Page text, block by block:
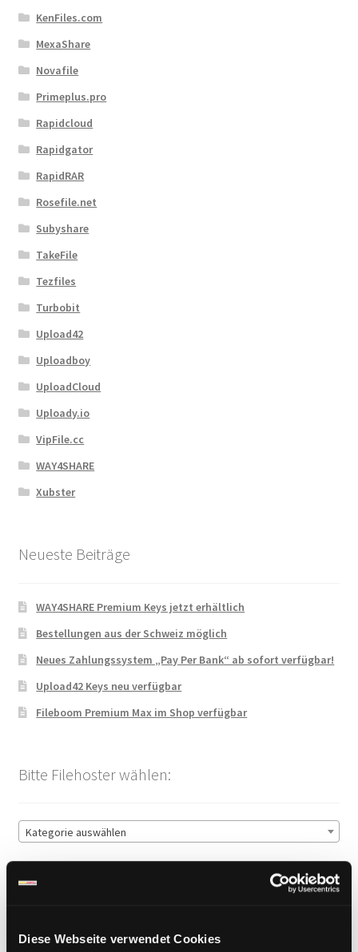
Diese Webseite verwendet Cookies
KenFiles.com
MexaShare
Novafile
Primeplus.pro
Rapidcloud
Rapidgator
RapidRAR
Rosefile.net
Subyshare
TakeFile
Tezfiles
Turbobit
Upload42
Uploadboy
UploadCloud
Uploady.io
VipFile.cc
WAY4SHARE
Xubster
Neueste Beiträge
WAY4SHARE Premium Keys jetzt erhältlich
Bestellungen aus der Schweiz möglich
Neues Zahlungssystem „Pay Per Bank“ ab sofort verfügbar!
Upload42 Keys neu verfügbar
Fileboom Premium Max im Shop verfügbar
Bitte Filehoster wählen:
Kategorie auswählen